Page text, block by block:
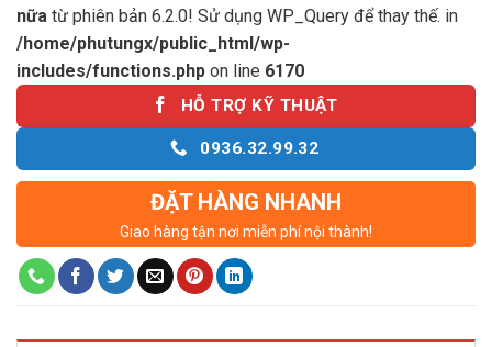
nữa từ phiên bản 6.2.0! Sử dụng WP_Query để thay thế. in
/home/phutungx/public_html/wp-
includes/functions.php on line 6170
HỖ TRỢ KỸ THUẬT
0936.32.99.32
ĐẶT HÀNG NHANH
Giao hàng tận nơi miễn phí nội thành!